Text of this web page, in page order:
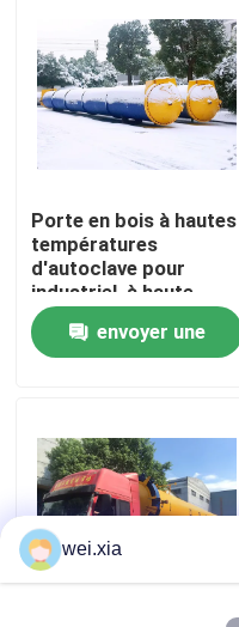
Vidéos
À propos de nous
Visite de l'usine
Contrôle de la qualité
Nouvelles
Les affaires
Porte en bois à hautes
températures
d'autoclave pour
industriel, à haute
pression en bois et de
haute qualitéenvoyer une
wei.xia